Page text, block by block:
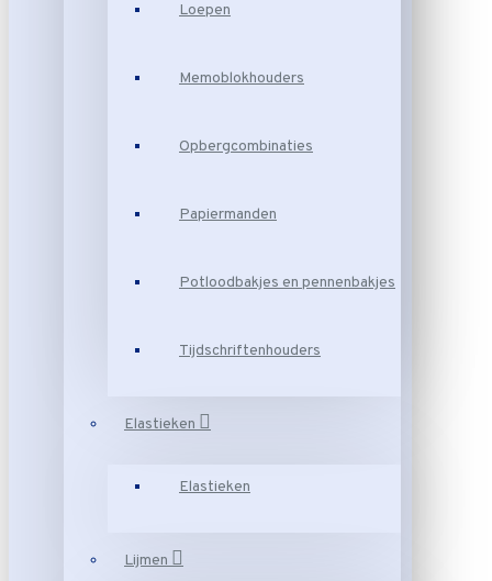
Loepen
Memoblokhouders
Opbergcombinaties
Papiermanden
Potloodbakjes en pennenbakjes
Tijdschriftenhouders
Elastieken
Elastieken
Lijmen